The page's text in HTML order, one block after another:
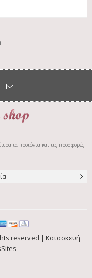
τα προϊόντα και τις προσφορές
reserved | Κατασκευή